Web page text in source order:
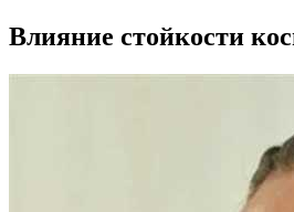
Влияние стойкости